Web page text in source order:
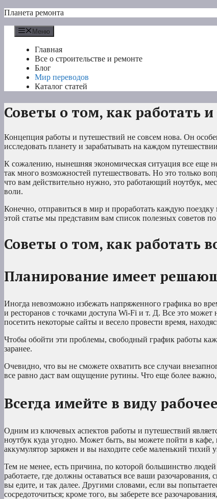
Перейти
содержимому
Планета ремонта
Меню
Главная
Все о строительстве и ремонте
Блог
Мир переводов
Каталог статей
Советы о том, как работать
Концепция работы и путешествий не совсем нова. Он
исследовать планету и зарабатывать на каждом
К сожалению, нынешняя экономическая ситуация все еще
так много возможностей путешествовать. Но это только
что вам действительно нужно, это работающий ноутбук,
воли.
Конечно, отправиться в мир и проработать каждую
этой статье мы представим вам список полезных советов
Советы о том, как работать
Планирование имеет
Иногда невозможно избежать напряженного графика во
и ресторанов с точками доступа Wi-Fi и т. Д. Все это
посетить некоторые сайты и весело провести время,
Чтобы обойти эти проблемы, свободный график работы
заранее.
Очевидно, что вы не сможете охватить все случаи
все равно даст вам ощущение рутины. Что еще более
Всегда имейте в виду
Одним из ключевых аспектов работы и путешествий
ноутбук куда угодно. Может быть, вы можете пойти в
аккумулятор заряжен и вы находите себе маленький тихий
Тем не менее, есть причина, по которой большинство
работаете, где должны оставаться все ваши
вы едите, и так далее. Другими словами, если вы
сосредоточиться; кроме того, вы заберете все